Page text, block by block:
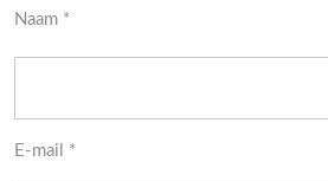
Naam *
E-mail *